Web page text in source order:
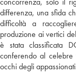
differenza, una sfida
difficoltà a
produzione ai vertici
è stata classificata
conferendo al celebre
occhi degli